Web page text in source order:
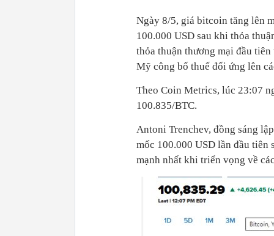
Ngày 8/5, giá bitcoin tăng lên
100.000 USD sau khi thỏa
thỏa thuận thương mại đầu
Mỹ công bố thuế đối ứng lên
Theo Coin Metrics, lúc 23:07
100.835/BTC.
Antoni Trenchev, đồng sáng
mốc 100.000 USD lần đầu tiên
mạnh nhất khi triển vọng về